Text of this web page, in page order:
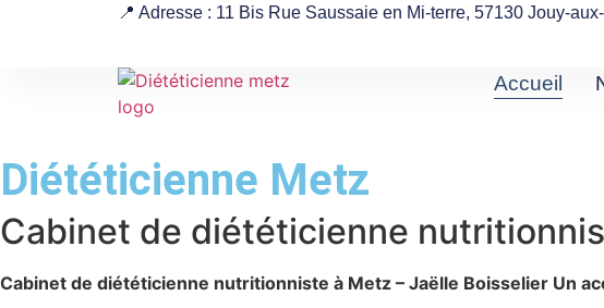
📍 Adresse : 11 Bis Rue Saussaie en Mi-terre, 57130 Jouy-
Accueil
Diététicienne Metz
Cabinet de diététicienne
Cabinet de diététicienne nutritionniste à Metz – Jaëlle Boisselier Un